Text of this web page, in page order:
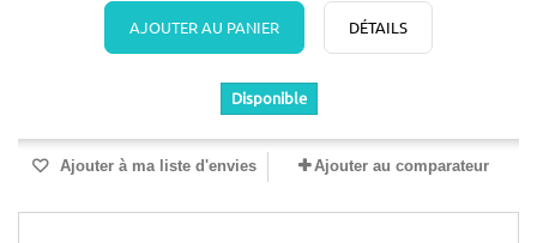
AJOUTER AU PANIER DÉTAILS
Disponible
Ajouter à ma liste d'envies Ajouter au comparateur